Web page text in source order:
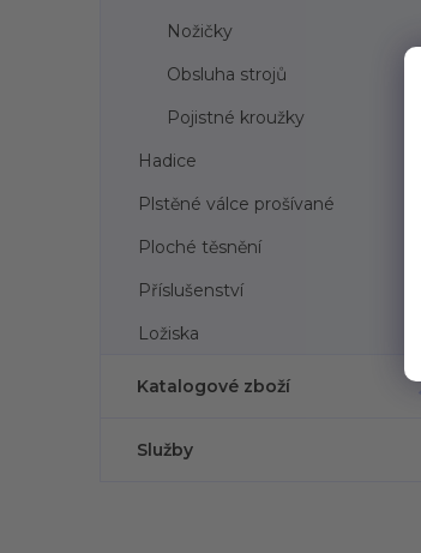
Nožičky
Obsluha strojů
Pojistné kroužky
Hadice
Plstěné válce prošívané
Ploché těsnění
Příslušenství
Ložiska
Katalogové zboží
Služby